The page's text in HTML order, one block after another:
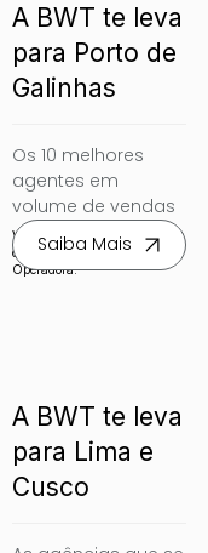
A BWT te leva
para Porto de
Galinhas
Os 10 melhores
agentes em
volume de vendas
no período da
campanha
garantem um
hospedagem e
passeios inclusos.
Válido para todas as agências
cadastradas na BWT
Operadora.
Saiba Mais
A BWT te leva
para Lima e
Cusco